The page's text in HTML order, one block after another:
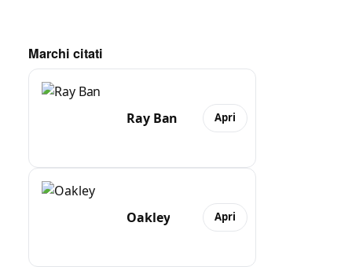
Marchi citati
Ray Ban Apri
Oakley Apri